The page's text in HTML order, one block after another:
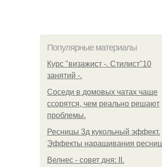
Популярные материалы
Курс "визажист -. Стилист"10
занятий -.
Соседи в домовых чатах чаще
ссорятся, чем реально решают
проблемы.
Ресницы 3д кукольный эффект.
Эффекты наращивания ресниц
Велнес - совет дня: II.